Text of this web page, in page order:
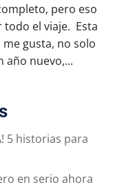
pero eso
todo el viaje. Esta
me gusta, no solo
año nuevo,...
5 historias para
en serio ahora